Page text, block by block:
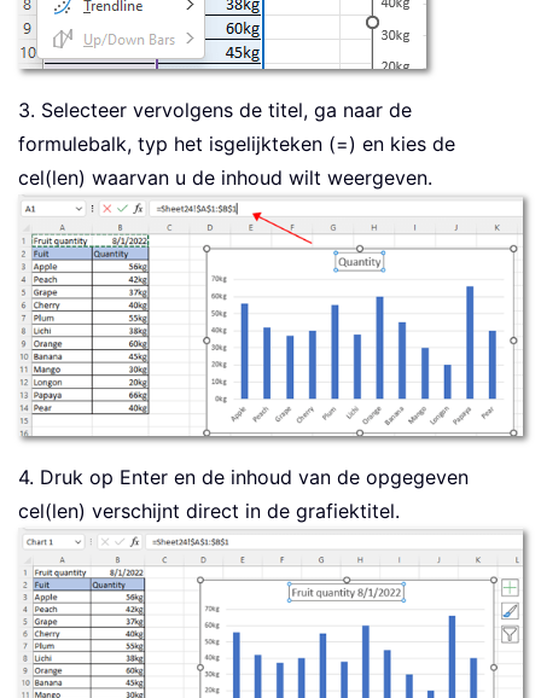
3. Selecteer vervolgens de titel, ga naar de
formulebalk, typ het isgelijkteken (=) en kies de
cel(len) waarvan u de inhoud wilt weergeven.
4. Druk op Enter en de inhoud van de opgegeven
cel(len) verschijnt direct in de grafiektitel.